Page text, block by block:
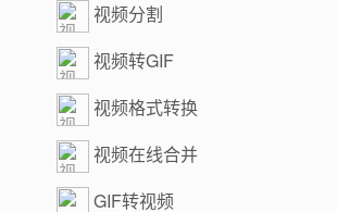
视频分割
视频转GIF
视频格式转换
视频在线合并
GIF转视频